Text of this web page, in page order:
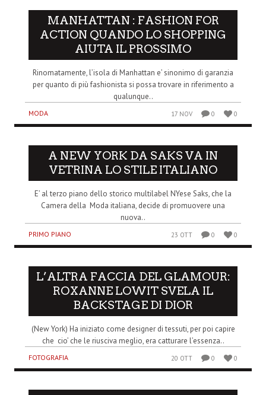
MANHATTAN : FASHION FOR
ACTION QUANDO LO SHOPPING
AIUTA IL PROSSIMO
Rinomatamente, l’isola di Manhattan e’ sinonimo di garanzia
per quanto di più fashionista si possa trovare in riferimento a
qualunque..
MODA 17 NOV 0 0
A NEW YORK DA SAKS VA IN
VETRINA LO STILE ITALIANO
E’ al terzo piano dello storico multilabel NYese Saks, che la
Camera della Moda italiana, decide di promuovere una
nuova..
PRIMO PIANO 23 OTT 0 0
L’ALTRA FACCIA DEL GLAMOUR:
ROXANNE LOWIT SVELA IL
BACKSTAGE DI DIOR
(New York) Ha iniziato come designer di tessuti, per poi capire
che cio’ che le riusciva meglio, era catturare l’essenza..
FOTOGRAFIA 20 OTT 0 0